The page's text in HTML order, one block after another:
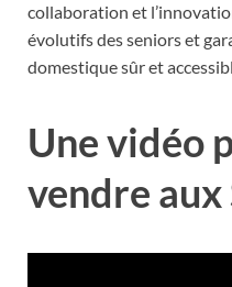
collaboration et
évolutifs des seniors et
domestique sûr et
Une vidéo
vendre aux